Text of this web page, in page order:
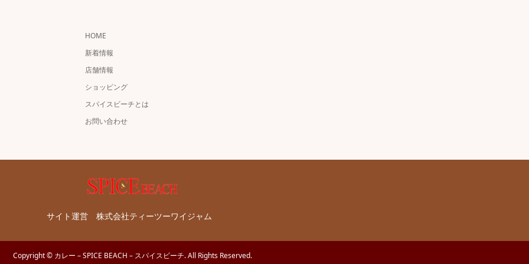
HOME
新着情報
店舗情報
ショッピング
スパイスビーチとは
お問い合わせ
サイト運営 株式会社ティーツーワイジャム
Copyright© カレー – SPICE BEACH – スパイスビーチ. All Rights Reserved.